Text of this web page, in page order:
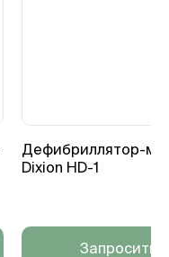
Дефибриллятор-
Dixion HD-1
Запросить